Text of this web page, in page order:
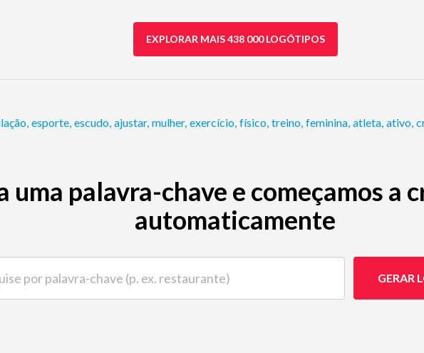
EXPLORAR MAIS 438 000 LOGÓTIPOS
, esporte, escudo, ajustar, mulher, exercício, físico, treino, feminina, atleta, ativo,
uma palavra-chave e começamos a
automaticamente
GERAR